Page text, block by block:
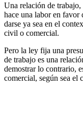
Una relación de
hace una labor en favor
darse ya sea en el
civil o comercial.
Pero la ley fija una
de trabajo es una
demostrar lo contrario,
comercial, según sea el